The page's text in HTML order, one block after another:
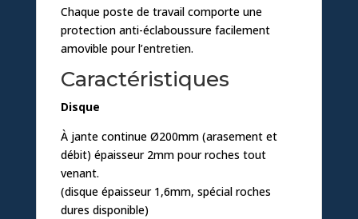
Chaque poste de travail comporte une
protection anti-éclaboussure facilement
amovible pour l’entretien.
Caractéristiques
Disque
À jante continue Ø200mm (arasement et
débit) épaisseur 2mm pour roches tout
venant.
(disque épaisseur 1,6mm, spécial roches
dures disponible)